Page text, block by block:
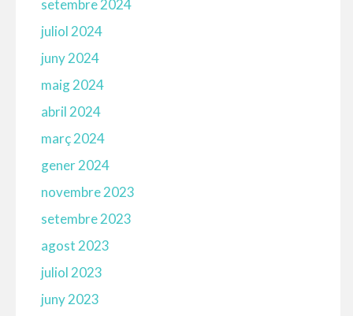
setembre 2024
juliol 2024
juny 2024
maig 2024
abril 2024
març 2024
gener 2024
novembre 2023
setembre 2023
agost 2023
juliol 2023
juny 2023